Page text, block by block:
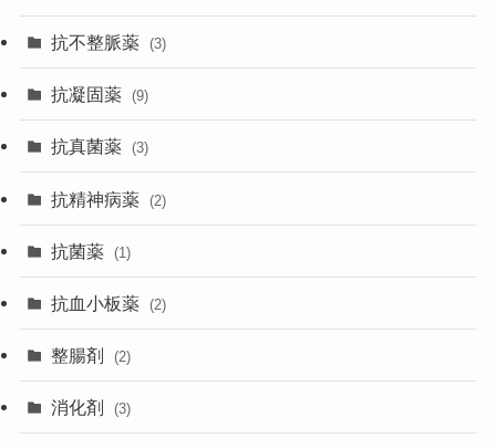
抗不整脈薬 (3)
抗凝固薬 (9)
抗真菌薬 (3)
抗精神病薬 (2)
抗菌薬 (1)
抗血小板薬 (2)
整腸剤 (2)
消化剤 (3)